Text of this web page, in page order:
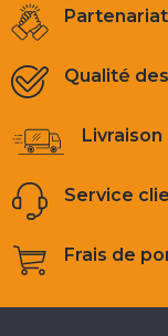
Partenariat
Qualité
Livraison
Service
Frais de